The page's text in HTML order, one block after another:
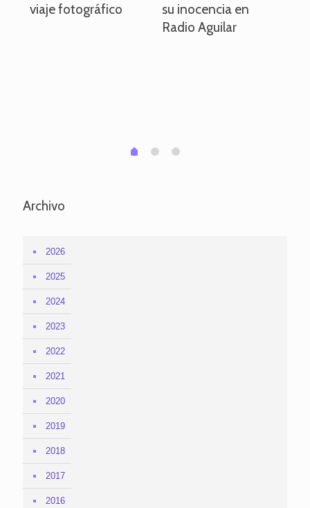
viaje fotográfico
su inocencia en
Radio Aguilar
0 1 2
Archivo
2026
2025
2024
2023
2022
2021
2020
2019
2018
2017
2016